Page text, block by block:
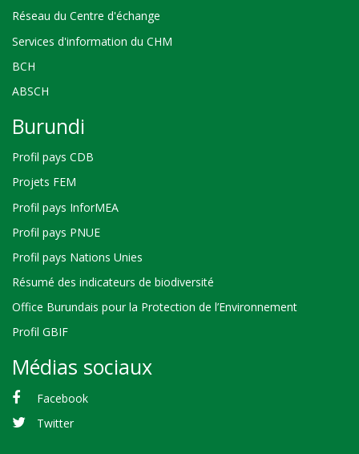
Réseau du Centre d'échange
Services d'information du CHM
BCH
ABSCH
Burundi
Profil pays CDB
Projets FEM
Profil pays InforMEA
Profil pays PNUE
Profil pays Nations Unies
Résumé des indicateurs de biodiversité
Office Burundais pour la Protection de l’Environnement
Profil GBIF
Médias sociaux
Facebook
Twitter